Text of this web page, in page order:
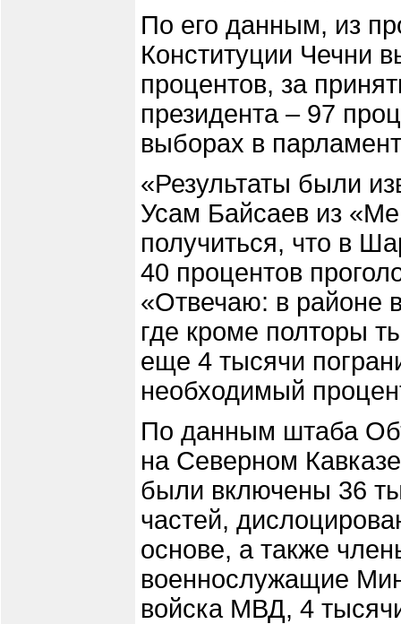
По его данным, из
Конституции Чечни
процентов, за
президента – 97
выборах в
«Результаты были
Усам Байсаев из
получиться, что в
40 процентов
«Отвечаю: в районе
где кроме полторы
еще 4 тысячи
необходимый
По данным штаба
на Северном
были включены 36
частей,
основе, а также
военнослужащие
войска МВД, 4